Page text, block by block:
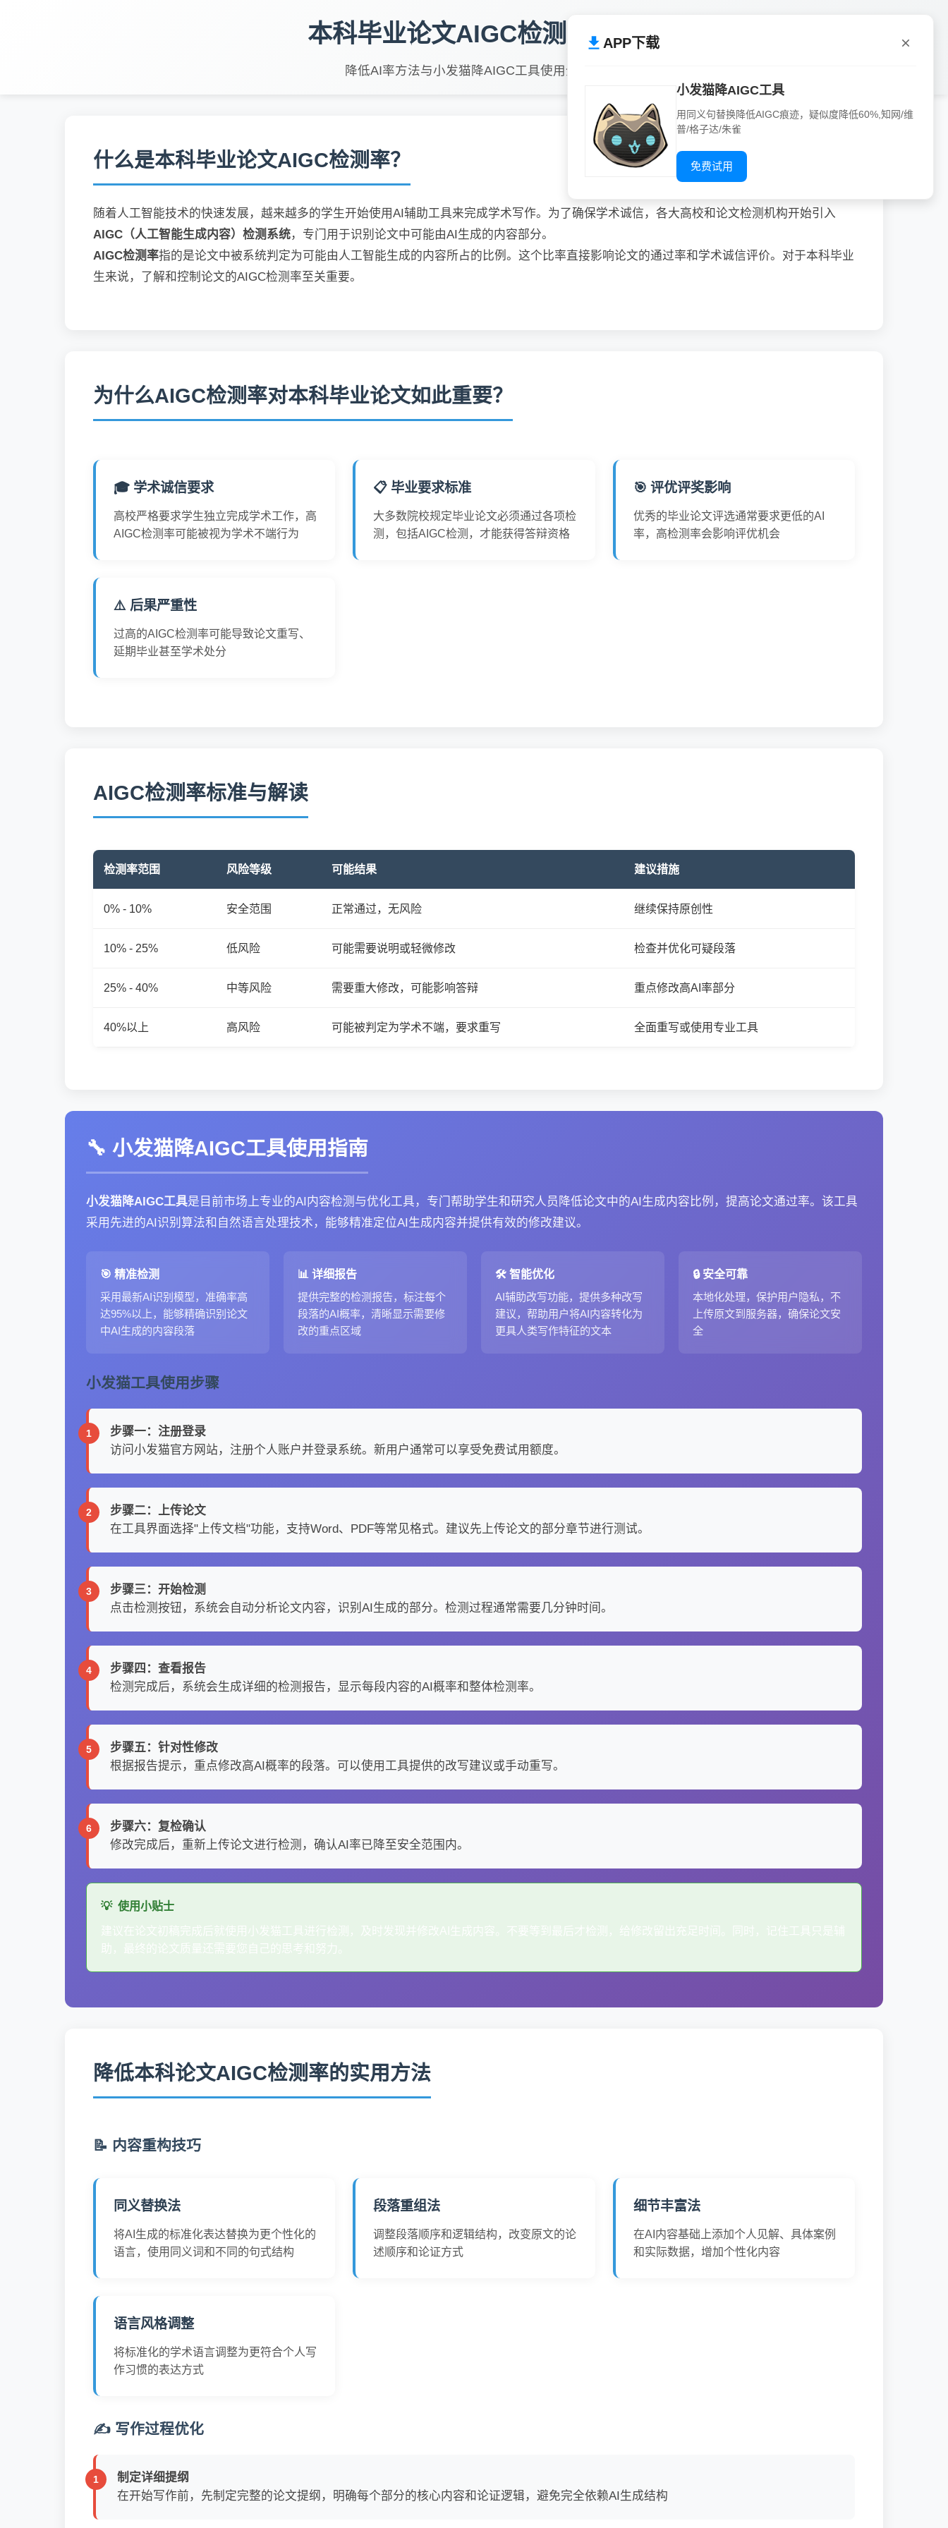
本科毕业论文AIGC检测率专题
降低AI率方法与小发猫降AIGC工具使用全指南
什么是本科毕业论文AIGC检测率？
随着人工智能技术的快速发展，越来越多的学生开始使用AI辅助工具来完成学术写作。为了确保学术诚信，各大高校和论文检测机构开始引入
AIGC（人工智能生成内容）检测系统，专门用于识别论文中可能由AI生成的内容部分。
AIGC检测率指的是论文中被系统判定为可能由人工智能生成的内容所占的比例。这个比率直接影响论文的通过率和学术诚信评价。对于本科毕业
生来说，了解和控制论文的AIGC检测率至关重要。
为什么AIGC检测率对本科毕业论文如此重要？
🎓 学术诚信要求
高校严格要求学生独立完成学术工作，高
AIGC检测率可能被视为学术不端行为
📋 毕业要求标准
大多数院校规定毕业论文必须通过各项检
测，包括AIGC检测，才能获得答辩资格
🎯 评优评奖影响
优秀的毕业论文评选通常要求更低的AI
率，高检测率会影响评优机会
⚠️ 后果严重性
过高的AIGC检测率可能导致论文重写、
延期毕业甚至学术处分
AIGC检测率标准与解读
检测率范围 风险等级 可能结果 建议措施
0% - 10% 安全范围 正常通过，无风险 继续保持原创性
10% - 25% 低风险 可能需要说明或轻微修改 检查并优化可疑段落
25% - 40% 中等风险 需要重大修改，可能影响答辩 重点修改高AI率部分
40%以上 高风险 可能被判定为学术不端，要求重写 全面重写或使用专业工具
🔧 小发猫降AIGC工具使用指南
小发猫降AIGC工具是目前市场上专业的AI内容检测与优化工具，专门帮助学生和研究人员降低论文中的AI生成内容比例，提高论文通过率。该工具
采用先进的AI识别算法和自然语言处理技术，能够精准定位AI生成内容并提供有效的修改建议。
🎯 精准检测
采用最新AI识别模型，准确率高
达95%以上，能够精确识别论文
中AI生成的内容段落
📊 详细报告
提供完整的检测报告，标注每个
段落的AI概率，清晰显示需要修
改的重点区域
🛠️ 智能优化
AI辅助改写功能，提供多种改写
建议，帮助用户将AI内容转化为
更具人类写作特征的文本
🔒 安全可靠
本地化处理，保护用户隐私，不
上传原文到服务器，确保论文安
全
小发猫工具使用步骤
步骤一：注册登录
访问小发猫官方网站，注册个人账户并登录系统。新用户通常可以享受免费试用额度。
步骤二：上传论文
在工具界面选择"上传文档"功能，支持Word、PDF等常见格式。建议先上传论文的部分章节进行测试。
步骤三：开始检测
点击检测按钮，系统会自动分析论文内容，识别AI生成的部分。检测过程通常需要几分钟时间。
步骤四：查看报告
检测完成后，系统会生成详细的检测报告，显示每段内容的AI概率和整体检测率。
步骤五：针对性修改
根据报告提示，重点修改高AI概率的段落。可以使用工具提供的改写建议或手动重写。
步骤六：复检确认
修改完成后，重新上传论文进行检测，确认AI率已降至安全范围内。
使用小贴士
降低本科论文AIGC检测率的实用方法
📝 内容重构技巧
同义替换法
将AI生成的标准化表达替换为更个性化的
语言，使用同义词和不同的句式结构
段落重组法
调整段落顺序和逻辑结构，改变原文的论
述顺序和论证方式
细节丰富法
在AI内容基础上添加个人见解、具体案例
和实际数据，增加个性化内容
语言风格调整
将标准化的学术语言调整为更符合个人写
作习惯的表达方式
✍️ 写作过程优化
制定详细提纲
在开始写作前，先制定完整的论文提纲，明确每个部分的核心内容和论证逻辑，避免完全依赖AI生成结构
APP下载
小发猫降AIGC工具
用同义句替换降低AIGC痕迹，疑似度降低60%,知网/维
普/格子达/朱雀
免费试用